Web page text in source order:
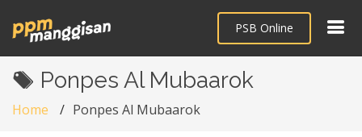
PSB Online
Ponpes Al Mubaarok
Home Ponpes Al Mubaarok